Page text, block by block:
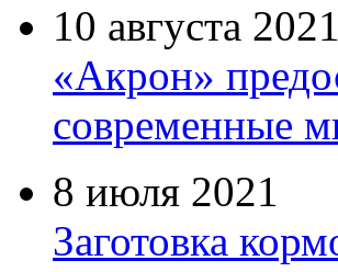
10 августа 2021
«Акрон»
современные
8 июля 2021
Заготовка